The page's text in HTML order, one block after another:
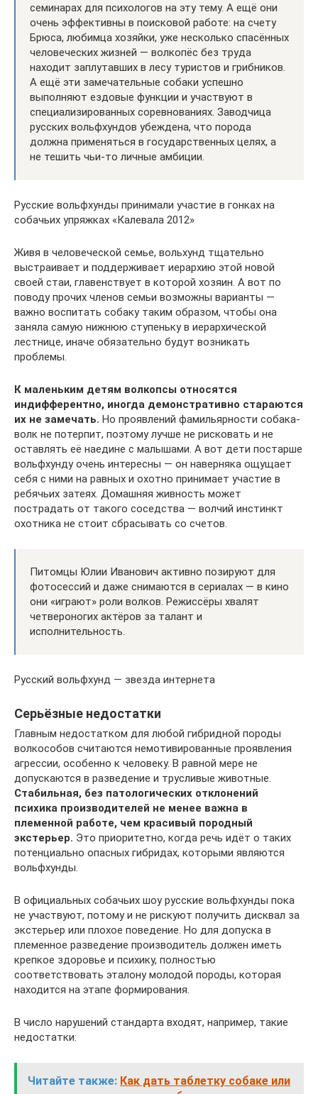
семинарах для психологов на эту тему. А ещё они
очень эффективны в поисковой работе: на счету
Брюса, любимца хозяйки, уже несколько спасённых
человеческих жизней — волкопёс без труда
находит заплутавших в лесу туристов и грибников.
А ещё эти замечательные собаки успешно
выполняют ездовые функции и участвуют в
специализированных соревнованиях. Заводчица
русских вольфхундов убеждена, что порода
должна применяться в государственных целях, а
не тешить чьи-то личные амбиции.
Русские вольфхунды принимали участие в гонках на
собачьих упряжках «Калевала 2012»
Живя в человеческой семье, вольхунд тщательно
выстраивает и поддерживает иерархию этой новой
своей стаи, главенствует в которой хозяин. А вот по
поводу прочих членов семьи возможны варианты —
важно воспитать собаку таким образом, чтобы она
заняла самую нижнюю ступеньку в иерархической
лестнице, иначе обязательно будут возникать
проблемы.
К маленьким детям волкопсы относятся
индифферентно, иногда демонстративно стараются
их не замечать. Но проявлений фамильярности собака-
волк не потерпит, поэтому лучше не рисковать и не
оставлять её наедине с малышами. А вот дети постарше
вольфхунду очень интересны — он наверняка ощущает
себя с ними на равных и охотно принимает участие в
ребячьих затеях. Домашняя живность может
пострадать от такого соседства — волчий инстинкт
охотника не стоит сбрасывать со счетов.
Питомцы Юлии Иванович активно позируют для
фотосессий и даже снимаются в сериалах — в кино
они «играют» роли волков. Режиссёры хвалят
четвероногих актёров за талант и
исполнительность.
Русский вольфхунд — звезда интернета
Серьёзные недостатки
Главным недостатком для любой гибридной породы
волкособов считаются немотивированные проявления
агрессии, особенно к человеку. В равной мере не
допускаются в разведение и трусливые животные.
Стабильная, без патологических отклонений
психика производителей не менее важна в
племенной работе, чем красивый породный
экстерьер. Это приоритетно, когда речь идёт о таких
потенциально опасных гибридах, которыми являются
вольфхунды.
В официальных собачьих шоу русские вольфхунды пока
не участвуют, потому и не рискуют получить дисквал за
экстерьер или плохое поведение. Но для допуска в
племенное разведение производитель должен иметь
крепкое здоровье и психику, полностью
соответствовать эталону молодой породы, которая
находится на этапе формирования.
В число нарушений стандарта входят, например, такие
недостатки:
Читайте также: Как дать таблетку собаке или